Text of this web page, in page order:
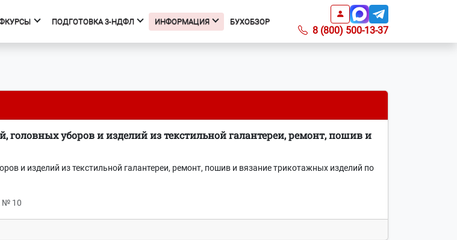
ПОДГОТОВКА 3-НДФЛ ИНФОРМАЦИЯ БУХОБЗОР
8 (800) 500-13-37
Начало
Получить вычет
Мастер 3-НДФЛ
Подкаст БухОбзор
Получить доверенность
Справочник ИФНС
Список регионов с ПСН по
О компании
уборов и изделий из текстильной галантереи, ремонт, пошив и
и изделий из текстильной галантереи, ремонт, пошив и вязание трикотажных изделий по
№ 10